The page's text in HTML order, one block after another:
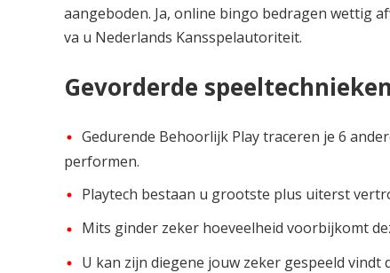
aangeboden. Ja, online bingo bedragen wettig
va u Nederlands Kansspelautoriteit.
Gevorderde speeltechnieken
Gedurende Behoorlijk Play traceren je 6
performen.
Playtech bestaan u grootste plus uiterst
Mits ginder zeker hoeveelheid voorbijkomt
U kan zijn diegene jouw zeker gespeeld